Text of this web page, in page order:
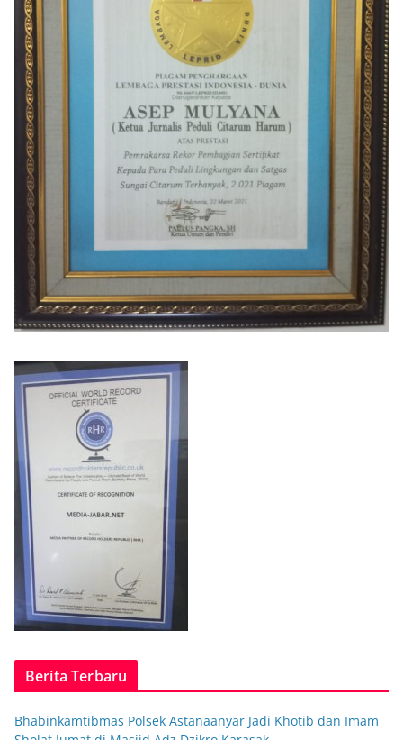
Berita Terbaru
Bhabinkamtibmas Polsek Astanaanyar Jadi Khotib dan Imam